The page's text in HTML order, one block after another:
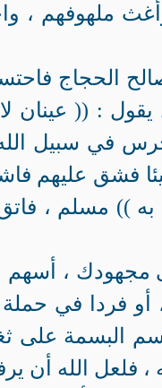
ملهوفهم ،
الحجاج
في سبيل
)) مسلم ،
مجهودك ، أسهم
أو فردا في حملة
البسمة على
فلعل الله أن